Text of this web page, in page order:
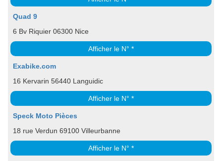
Quad 9
6 Bv Riquier 06300 Nice
Afficher le N° *
Exabike.com
16 Kervarin 56440 Languidic
Afficher le N° *
Speck Moto Pièces
18 rue Verdun 69100 Villeurbanne
Afficher le N° *